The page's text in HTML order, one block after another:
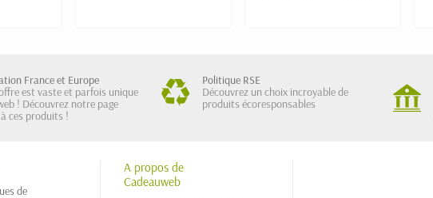
France et Europe
est vaste et parfois unique
! Découvrez notre page
ces produits !
Politique RSE
Découvrez un choix incroyable de
produits écoresponsables
de
A propos de
Cadeauweb